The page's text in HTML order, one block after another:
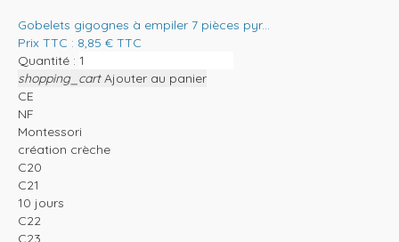
Gobelets gigognes à empiler 7 pièces pyr...
Prix TTC : 8,85 € TTC
Quantité :
shopping_cart Ajouter au panier
CE
NF
Montessori
création crèche
C20
C21
10 jours
C22
C23